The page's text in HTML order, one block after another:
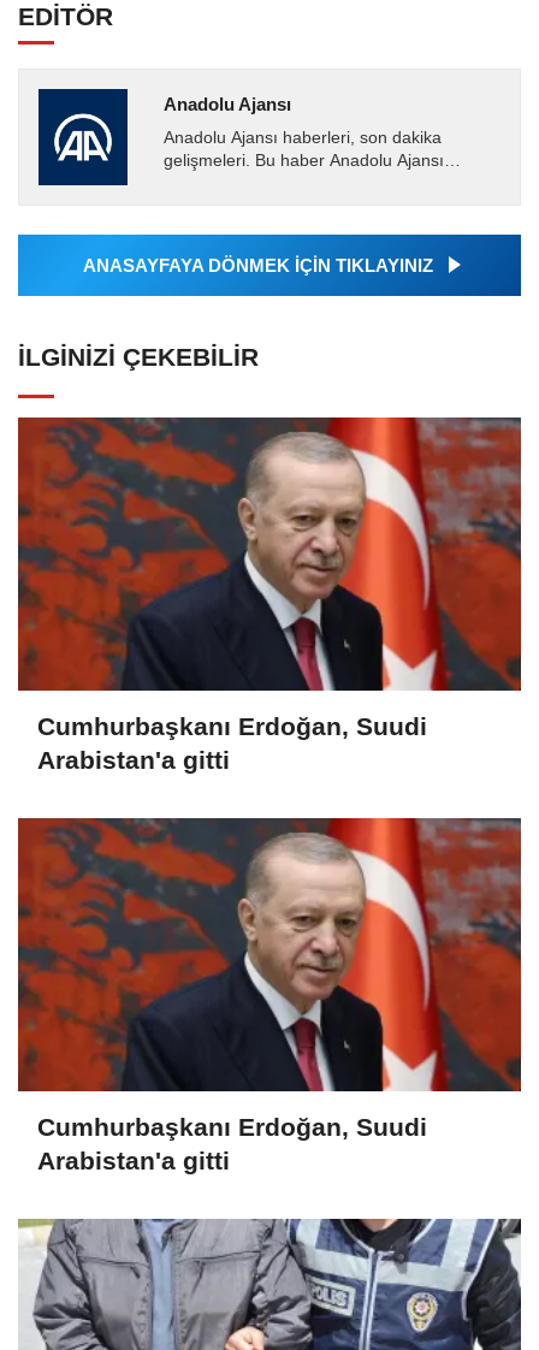
EDİTÖR
Anadolu Ajansı
Anadolu Ajansı haberleri, son dakika
gelişmeleri. Bu haber Anadolu Ajansı
tarafından geçilen tüm...
ANASAYFAYA DÖNMEK İÇİN TIKLAYINIZ
İLGINIZI ÇEKEBILIR
Cumhurbaşkanı Erdoğan, Suudi
Arabistan'a gitti
Cumhurbaşkanı Erdoğan, Suudi
Arabistan'a gitti